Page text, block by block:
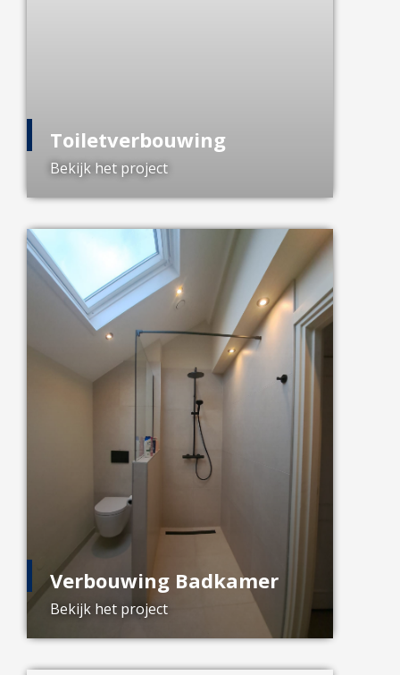
Toiletverbouwing
Bekijk het project
Verbouwing Badkamer
Bekijk het project